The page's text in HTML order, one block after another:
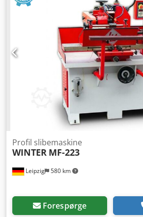
Leipzig 580 km
Profil slibemaskine
WINTER MF-223
Forespørge